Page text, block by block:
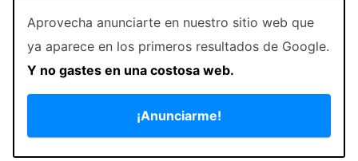
Aprovecha anunciarte en nuestro sitio web que
ya aparece en los primeros resultados de Google.
Y no gastes en una costosa web.
¡Anunciarme!